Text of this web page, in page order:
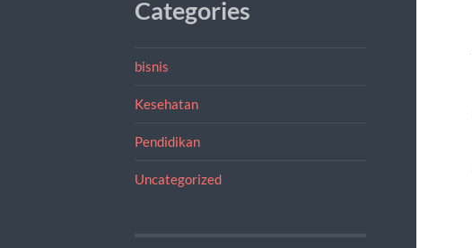
Categories
bisnis
Kesehatan
Pendidikan
Uncategorized